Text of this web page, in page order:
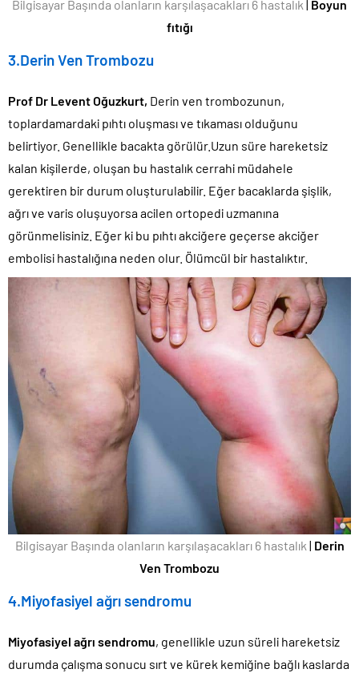
Bilgisayar Başında olanların karşılaşacakları 6 hastalık | Boyun
fıtığı
3.Derin Ven Trombozu
Prof Dr Levent Oğuzkurt, Derin ven trombozunun,
toplardamardaki pıhtı oluşması ve tıkaması olduğunu
belirtiyor. Genellikle bacakta görülür.Uzun süre hareketsiz
kalan kişilerde, oluşan bu hastalık cerrahi müdahele
gerektiren bir durum oluşturulabilir. Eğer bacaklarda şişlik,
ağrı ve varis oluşuyorsa acilen ortopedi uzmanına
görünmelisiniz. Eğer ki bu pıhtı akciğere geçerse akciğer
embolisi hastalığına neden olur. Ölümcül bir hastalıktır.
Bilgisayar Başında olanların karşılaşacakları 6 hastalık | Derin
Ven Trombozu
4.Miyofasiyel ağrı sendromu
Miyofasiyel ağrı sendromu, genellikle uzun süreli hareketsiz
durumda çalışma sonucu sırt ve kürek kemiğine bağlı kaslarda